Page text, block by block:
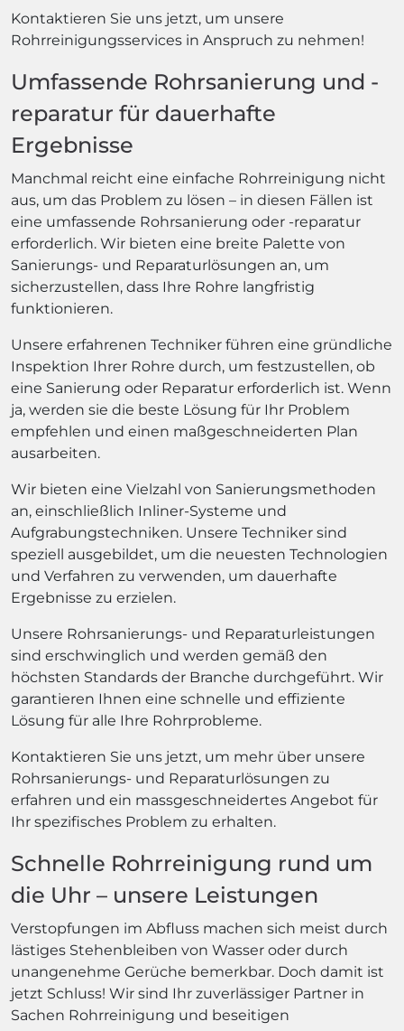
Kontaktieren Sie uns jetzt, um unsere
Rohrreinigungsservices in Anspruch zu nehmen!
Umfassende Rohrsanierung und -
reparatur für dauerhafte
Ergebnisse
Manchmal reicht eine einfache Rohrreinigung nicht
aus, um das Problem zu lösen – in diesen Fällen ist
eine umfassende Rohrsanierung oder -reparatur
erforderlich. Wir bieten eine breite Palette von
Sanierungs- und Reparaturlösungen an, um
sicherzustellen, dass Ihre Rohre langfristig
funktionieren.
Unsere erfahrenen Techniker führen eine gründliche
Inspektion Ihrer Rohre durch, um festzustellen, ob
eine Sanierung oder Reparatur erforderlich ist. Wenn
ja, werden sie die beste Lösung für Ihr Problem
empfehlen und einen maßgeschneiderten Plan
ausarbeiten.
Wir bieten eine Vielzahl von Sanierungsmethoden
an, einschließlich Inliner-Systeme und
Aufgrabungstechniken. Unsere Techniker sind
speziell ausgebildet, um die neuesten Technologien
und Verfahren zu verwenden, um dauerhafte
Ergebnisse zu erzielen.
Unsere Rohrsanierungs- und Reparaturleistungen
sind erschwinglich und werden gemäß den
höchsten Standards der Branche durchgeführt. Wir
garantieren Ihnen eine schnelle und effiziente
Lösung für alle Ihre Rohrprobleme.
Kontaktieren Sie uns jetzt, um mehr über unsere
Rohrsanierungs- und Reparaturlösungen zu
erfahren und ein massgeschneidertes Angebot für
Ihr spezifisches Problem zu erhalten.
Schnelle Rohrreinigung rund um
die Uhr – unsere Leistungen
Verstopfungen im Abfluss machen sich meist durch
lästiges Stehenbleiben von Wasser oder durch
unangenehme Gerüche bemerkbar. Doch damit ist
jetzt Schluss! Wir sind Ihr zuverlässiger Partner in
Sachen Rohrreinigung und beseitigen